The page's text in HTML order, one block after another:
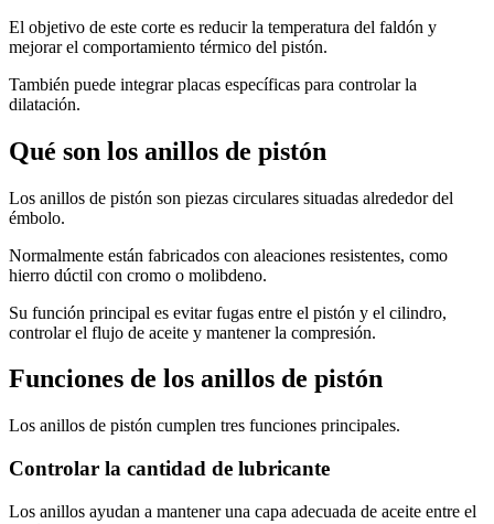
El objetivo de este corte es reducir la temperatura del faldón y
mejorar el comportamiento térmico del pistón.
También puede integrar placas específicas para controlar la
dilatación.
Qué son los anillos de pistón
Los anillos de pistón son piezas circulares situadas alrededor del
émbolo.
Normalmente están fabricados con aleaciones resistentes, como
hierro dúctil con cromo o molibdeno.
Su función principal es evitar fugas entre el pistón y el cilindro,
controlar el flujo de aceite y mantener la compresión.
Funciones de los anillos de pistón
Los anillos de pistón cumplen tres funciones principales.
Controlar la cantidad de lubricante
Los anillos ayudan a mantener una capa adecuada de aceite entre el